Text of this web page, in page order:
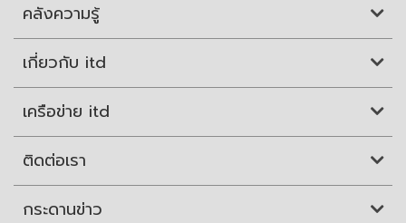
คลังความรู้
เกี่ยวกับ itd
เครือข่าย itd
ติดต่อเรา
กระดานข่าว